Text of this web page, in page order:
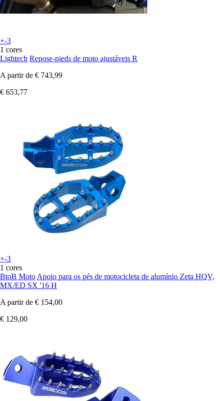
+-3
1 cores
Lightech Repose-pieds de moto ajustáveis R
A partir de € 743,99
€ 653,77
+-3
1 cores
BtoB Moto Apoio para os pés de motocicleta de alumínio Zeta HQV,
MX/ED SX '16 H
A partir de € 154,00
€ 129,00